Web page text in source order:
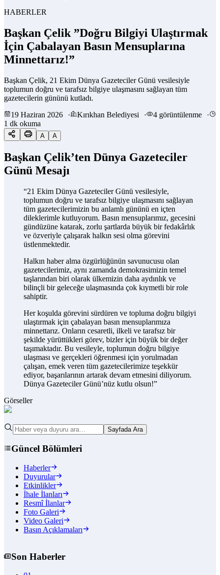
HABERLER
Başkan Çelik ”Doğru Bilgiyi Ulaştırmak
İçin Çabalayan Basın Mensuplarına
Minnettarız!”
Başkan Çelik, 21 Ekim Dünya Gazeteciler Günü vesilesiyle
toplumun doğru ve tarafsız bilgiye ulaşmasını sağlayan tüm
gazetecilerin gününü kutladı.
19 Haziran 2026
· Kırıkhan Belediyesi · 4 görüntülenme
·
1 dk okuma
A A
Başkan Çelik’ten Dünya Gazeteciler
Günü Mesajı
“21 Ekim Dünya Gazeteciler Günü vesilesiyle,
toplumun doğru ve tarafsız bilgiye ulaşmasını sağlayan
tüm gazetecilerimizin bu anlamlı gününü en içten
dileklerimle kutluyorum. Basın mensuplarımız, gecesini
gündüzüne katarak, zorlu şartlarda büyük bir fedakârlık
ve özveriyle çalışarak halkın sesi olma görevini
üstlenmektedir.
Halkın haber alma özgürlüğünün savunucusu olan
gazetecilerimiz, aynı zamanda demokrasimizin temel
taşlarından biri olarak ülkemizin daha aydınlık ve
bilinçli bir geleceğe ulaşmasında çok kıymetli bir role
sahiptir.
Her koşulda görevini sürdüren ve topluma doğru bilgiyi
ulaştırmak için çabalayan basın mensuplarımıza
minnettarız. Onların cesaretli, ilkeli ve tarafsız bir
şekilde yürüttükleri görev, bizler için büyük bir değer
taşımaktadır. Bu vesileyle, toplumun doğru bilgiye
ulaşması ve gerçekleri öğrenmesi için yorulmadan
çalışan, emek veren tüm gazetecilerimize teşekkür
ediyor, başarılarının artarak devam etmesini diliyorum.
Dünya Gazeteciler Günü’nüz kutlu olsun!”
Görseller
Sayfada Ara
Güncel Bölümleri
Haberler
Duyurular
Etkinlikler
İhale İlanları
Resmî İlanlar
Foto Galeri
Video Galeri
Basın Açıklamaları
Son Haberler